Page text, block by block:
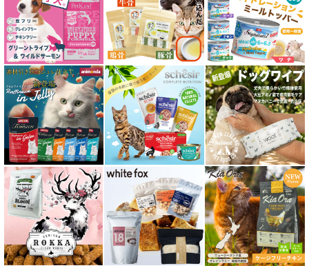
関節サポート対応 フード for CAT
糖尿ケア対応 フード for CAT
肥満ケア対応 フード for CAT
泌尿器ケア対応 フード for CAT
胃腸ケア対応 フード for CAT
口腔内・喉ケア対応商品 猫用